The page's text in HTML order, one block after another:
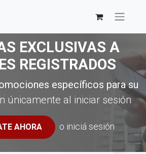
EXCLUSIVAS A
REGISTRADOS
específicos para su
únicamente al iniciar sesión
AHORA o iniciá sesión